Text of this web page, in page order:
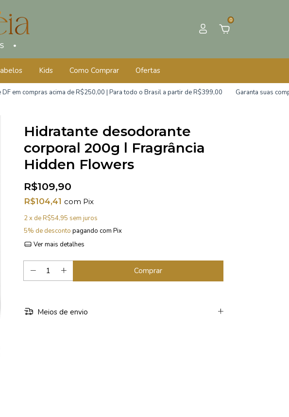
0
Kids Como Comprar Ofertas
compras acima de R$250,00 | Para todo o Brasil a partir de R$399,00 Garanta suas compras
Hidratante desodorante
corporal 200g l Fragrância
Hidden Flowers
R$109,90
R$104,41 com Pix
2x deR$54,95 sem juros
5% de desconto pagando com Pix
Ver mais detalhes
Meios de envio